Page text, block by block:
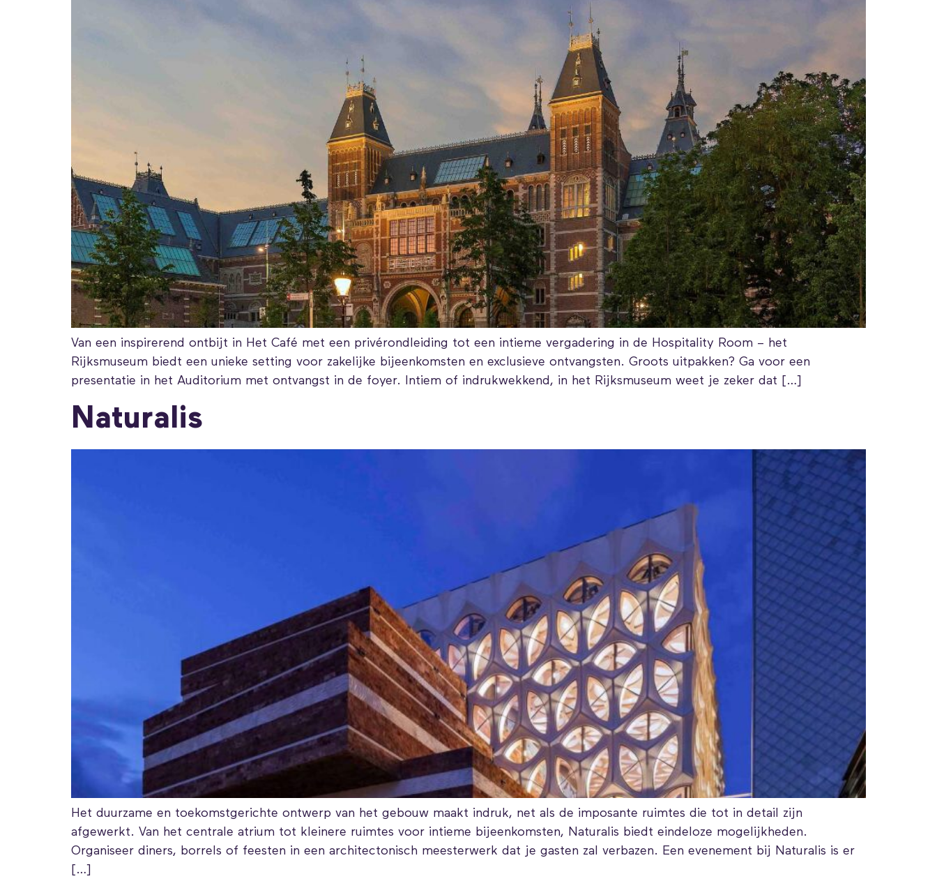
Van een inspirerend ontbijt in Het Café met een privérondleiding tot een intieme vergadering in de Hospitality Room – het
Rijksmuseum biedt een unieke setting voor zakelijke bijeenkomsten en exclusieve ontvangsten. Groots uitpakken? Ga voor een
presentatie in het Auditorium met ontvangst in de foyer. Intiem of indrukwekkend, in het Rijksmuseum weet je zeker dat […]
Naturalis
Het duurzame en toekomstgerichte ontwerp van het gebouw maakt indruk, net als de imposante ruimtes die tot in detail zijn
afgewerkt. Van het centrale atrium tot kleinere ruimtes voor intieme bijeenkomsten, Naturalis biedt eindeloze mogelijkheden.
Organiseer diners, borrels of feesten in een architectonisch meesterwerk dat je gasten zal verbazen. Een evenement bij Naturalis is er
[…]